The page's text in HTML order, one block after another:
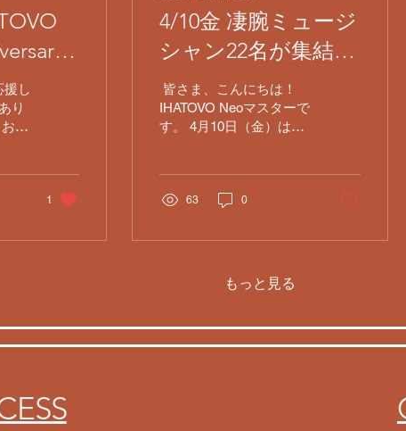
うご
援し
り
か
！
ま
の
ィ
1
4/10金 凄腕ミュージ
シャン22名が集結！
圧巻の貸切打ち上げ
パーティー♪
​ 皆さま、こんにちは！
IHATOVO Neoマスターで
す。 ​4月10日（金）は、
ご不便をおかけ致しまし
ネルギッシュでハッピー
た。 ​今回は、その熱狂の
パーティーの様子を少し
音楽イベント待望の打ち
上げ！ ​この日集結したの
63 0
もっと見る